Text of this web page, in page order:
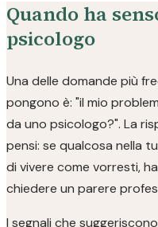
Quando ha
psicologo
Una delle domande più
pongono è: "il mio
da uno psicologo?". La
pensi: se qualcosa nella
di vivere come vorresti,
chiedere un parere
I segnali che